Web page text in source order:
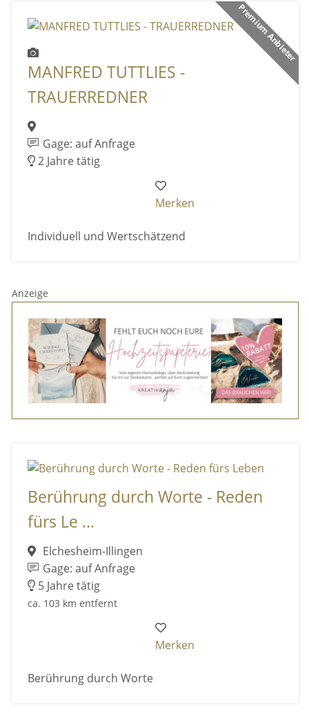
Premium Anbieter
MANFRED TUTTLIES -
TRAUERREDNER
Gage: auf Anfrage
2 Jahre tätig
Merken
Individuell und Wertschätzend
Anzeige
Berührung durch Worte - Reden
fürs Le ...
Elchesheim-Illingen
Gage: auf Anfrage
5 Jahre tätig
ca. 103 km entfernt
Merken
Berührung durch Worte